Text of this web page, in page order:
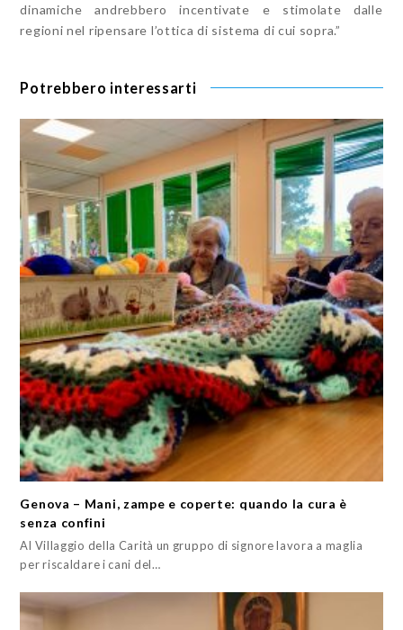
dinamiche andrebbero incentivate e stimolate dalle
regioni nel ripensare l’ottica di sistema di cui sopra.”
Potrebbero interessarti
Genova – Mani, zampe e coperte: quando la cura è
senza confini
Al Villaggio della Carità un gruppo di signore lavora a maglia
per riscaldare i cani del…